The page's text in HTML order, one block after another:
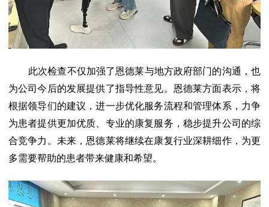
此次检查不仅加强了恩德莱与地方政府部门的沟通，也
为公司今后的发展提供了指导性意见。恩德莱方面表示，将
根据领导们的建议，进一步优化服务流程和管理体系，力争
为患者提供更加优质、专业的康复服务，稳步提升公司的综
合竞争力。未来，恩德莱将继续在康复行业深耕细作，为更
多需要帮助的患者带来健康和希望。